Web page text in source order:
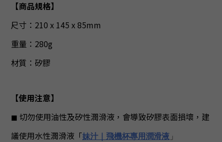
【商品規格】
尺寸：210 x 145 x 85mm
重量：280g
材質：矽膠
【使用注意】
◼︎ 切勿使用油性及矽性潤滑液，會導致矽膠表面損壞，建
議使用水性潤滑液 「妹汁｜飛機杯專用潤滑液 」